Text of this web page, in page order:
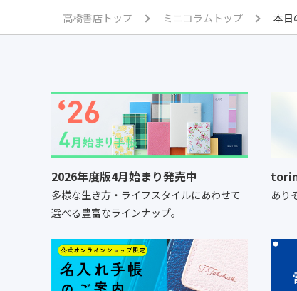
高橋書店トップ ミニコラムトップ 本日
2026年度版4月始まり発売中
多様な生き方・ライフスタイルにあわせて
選べる豊富なラインナップ。
あり